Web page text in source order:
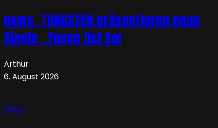
news. TUNGSTEN präsentieren neue
Single „Fuego Del Sol
Arthur
6. August 2026
News